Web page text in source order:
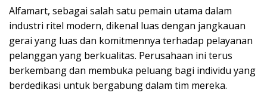
Alfamart, sebagai salah satu pemain utama dalam
industri ritel modern, dikenal luas dengan jangkauan
gerai yang luas dan komitmennya terhadap pelayanan
pelanggan yang berkualitas. Perusahaan ini terus
berkembang dan membuka peluang bagi individu yang
berdedikasi untuk bergabung dalam tim mereka.